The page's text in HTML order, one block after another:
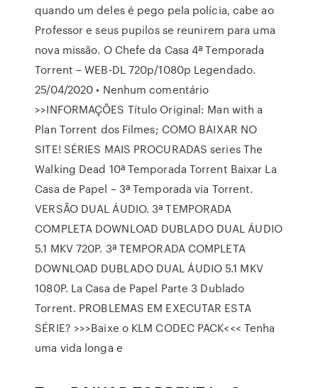
quando um deles é pego pela polícia, cabe ao
Professor e seus pupilos se reunirem para uma
nova missão. O Chefe da Casa 4ª Temporada
Torrent – WEB-DL 720p/1080p Legendado.
25/04/2020 • Nenhum comentário
>>INFORMAÇÕES Título Original: Man with a
Plan Torrent dos Filmes; COMO BAIXAR NO
SITE! SÉRIES MAIS PROCURADAS series The
Walking Dead 10ª Temporada Torrent Baixar La
Casa de Papel – 3ª Temporada via Torrent.
VERSÃO DUAL ÁUDIO. 3ª TEMPORADA
COMPLETA DOWNLOAD DUBLADO DUAL ÁUDIO
5.1 MKV 720P. 3ª TEMPORADA COMPLETA
DOWNLOAD DUBLADO DUAL ÁUDIO 5.1 MKV
1080P. La Casa de Papel Parte 3 Dublado
Torrent. PROBLEMAS EM EXECUTAR ESTA
SÉRIE? >>>Baixe o KLM CODEC PACK<<< Tenha
uma vida longa e